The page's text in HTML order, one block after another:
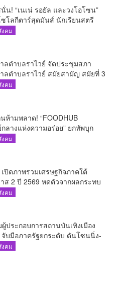
น! “เนเน่ รอยัล และวงโอโซน”
โลกีตาร์สุดมันส์ นักเรียนสตรี
งไม่ติด ทั้งเต้น-ร้อง
คม
ลตำบลราไวย์ จัดประชุมสภา
ลตำบลราไวย์ สมัยสามัญ สมัยที่ 3
ปี 2569
คม
ห้ามพลาด! “FOODHUB
ลางแห่งความอร่อย” ยกทัพบุก
สันไลฟ์สไตล์ ฉลอง ถึง 12 ส.ค.นี้
คม
ปิดภาพรวมเศรษฐกิจภาคใต้
ส 2 ปี 2569 หดตัวจากผลกระทบ
ขัดแย้งในตะวันออกกลาง
คม
ประกอบการสถานบันเทิงเมือง
จับมือภาครัฐยกระดับ ดันโซนนิ่ง-
อนท่องเที่ยวอย่างยั่งยืน
คม